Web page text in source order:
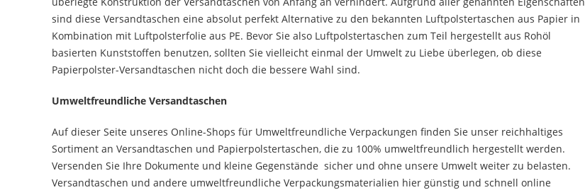
sind diese Versandtaschen eine absolut perfekt Alternative zu den bekannten Luftpolstertaschen aus Papier in
Kombination mit Luftpolsterfolie aus PE. Bevor Sie also Luftpolstertaschen zum Teil hergestellt aus Rohöl
basierten Kunststoffen benutzen, sollten Sie vielleicht einmal der Umwelt zu Liebe überlegen, ob diese
Papierpolster-Versandtaschen nicht doch die bessere Wahl sind.
Umweltfreundliche Versandtaschen
Auf dieser Seite unseres Online-Shops für Umweltfreundliche Verpackungen finden Sie unser reichhaltiges
Sortiment an Versandtaschen und Papierpolstertaschen, die zu 100% umweltfreundlich hergestellt werden.
Versenden Sie Ihre Dokumente und kleine Gegenstände sicher und ohne unsere Umwelt weiter zu belasten.
Versandtaschen und andere umweltfreundliche Verpackungsmaterialien hier günstig und schnell online